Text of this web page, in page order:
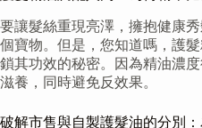
要讓髮絲重現亮澤，擁抱健康
個寶物。但是，您知道嗎，護
鎖其功效的秘密。因為精油濃
滋養，同時避免反效果。
破解市售與自製護髮油的分別